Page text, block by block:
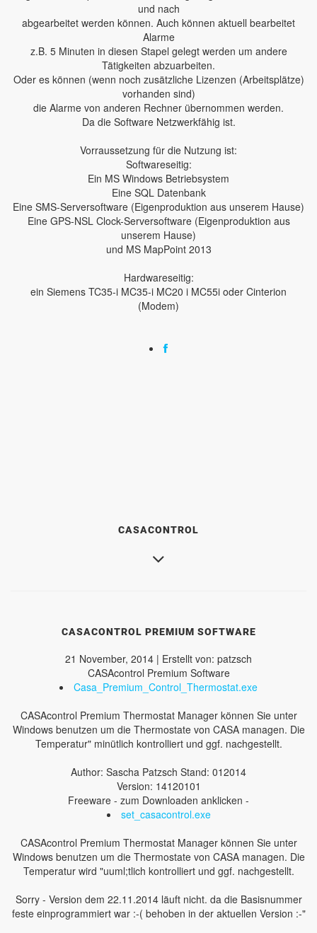
und nach
abgearbeitet werden können. Auch können aktuell bearbeitet
Alarme
z.B. 5 Minuten in diesen Stapel gelegt werden um andere
Tätigkeiten abzuarbeiten.
Oder es können (wenn noch zusätzliche Lizenzen (Arbeitsplätze)
vorhanden sind)
die Alarme von anderen Rechner übernommen werden.
Da die Software Netzwerkfähig ist.
Vorraussetzung für die Nutzung ist:
Softwareseitig:
Ein MS Windows Betriebsystem
Eine SQL Datenbank
Eine SMS-Serversoftware (Eigenproduktion aus unserem Hause)
Eine GPS-NSL Clock-Serversoftware (Eigenproduktion aus
unserem Hause)
und MS MapPoint 2013
Hardwareseitig:
ein Siemens TC35-i MC35-i MC20 i MC55i oder Cinterion
(Modem)
CASACONTROL
CASACONTROL PREMIUM SOFTWARE
21 November, 2014 | Erstellt von: patzsch
CASAcontrol Premium Software
Casa_Premium_Control_Thermostat.exe
CASAcontrol Premium Thermostat Manager können Sie unter
Windows benutzen um die Thermostate von CASA managen. Die
Temperatur" minütlich kontrolliert und ggf. nachgestellt.
Author: Sascha Patzsch Stand: 012014
Version: 14120101
Freeware - zum Downloaden anklicken -
set_casacontrol.exe
CASAcontrol Premium Thermostat Manager können Sie unter
Windows benutzen um die Thermostate von CASA managen. Die
Temperatur wird "uuml;tlich kontrolliert und ggf. nachgestellt.
Sorry - Version dem 22.11.2014 läuft nicht. da die Basisnummer
feste einprogrammiert war :-( behoben in der aktuellen Version :-"